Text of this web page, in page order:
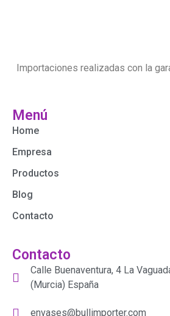
Importaciones realizadas con la
Menú
Home
Empresa
Productos
Blog
Contacto
Contacto
Calle Buenaventura, 4 La
(Murcia) España
envases@bullimporter.com